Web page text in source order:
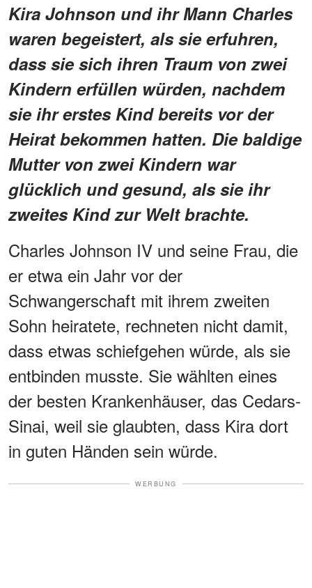
Kira Johnson und ihr Mann Charles
waren begeistert, als sie erfuhren,
dass sie sich ihren Traum von zwei
Kindern erfüllen würden, nachdem
sie ihr erstes Kind bereits vor der
Heirat bekommen hatten. Die baldige
Mutter von zwei Kindern war
glücklich und gesund, als sie ihr
zweites Kind zur Welt brachte.
Charles Johnson IV und seine Frau, die
er etwa ein Jahr vor der
Schwangerschaft mit ihrem zweiten
Sohn heiratete, rechneten nicht damit,
dass etwas schiefgehen würde, als sie
entbinden musste. Sie wählten eines
der besten Krankenhäuser, das Cedars-
Sinai, weil sie glaubten, dass Kira dort
in guten Händen sein würde.
WERBUNG